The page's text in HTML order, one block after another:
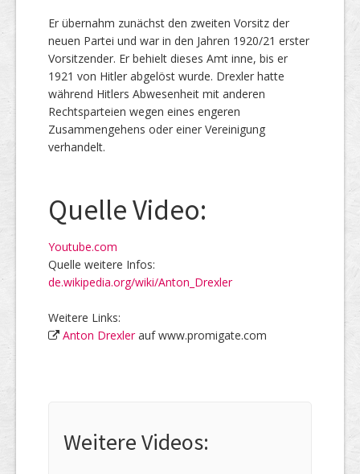
Er übernahm zunächst den zweiten Vorsitz der
neuen Partei und war in den Jahren 1920/21 erster
Vorsitzender. Er behielt dieses Amt inne, bis er
1921 von Hitler abgelöst wurde. Drexler hatte
während Hitlers Abwesenheit mit anderen
Rechtsparteien wegen eines engeren
Zusammengehens oder einer Vereinigung
verhandelt.
Quelle Video:
Youtube.com
Quelle weitere Infos:
de.wikipedia.org/wiki/Anton_Drexler
Weitere Links:
Anton Drexlerauf www.promigate.com
Weitere Videos: